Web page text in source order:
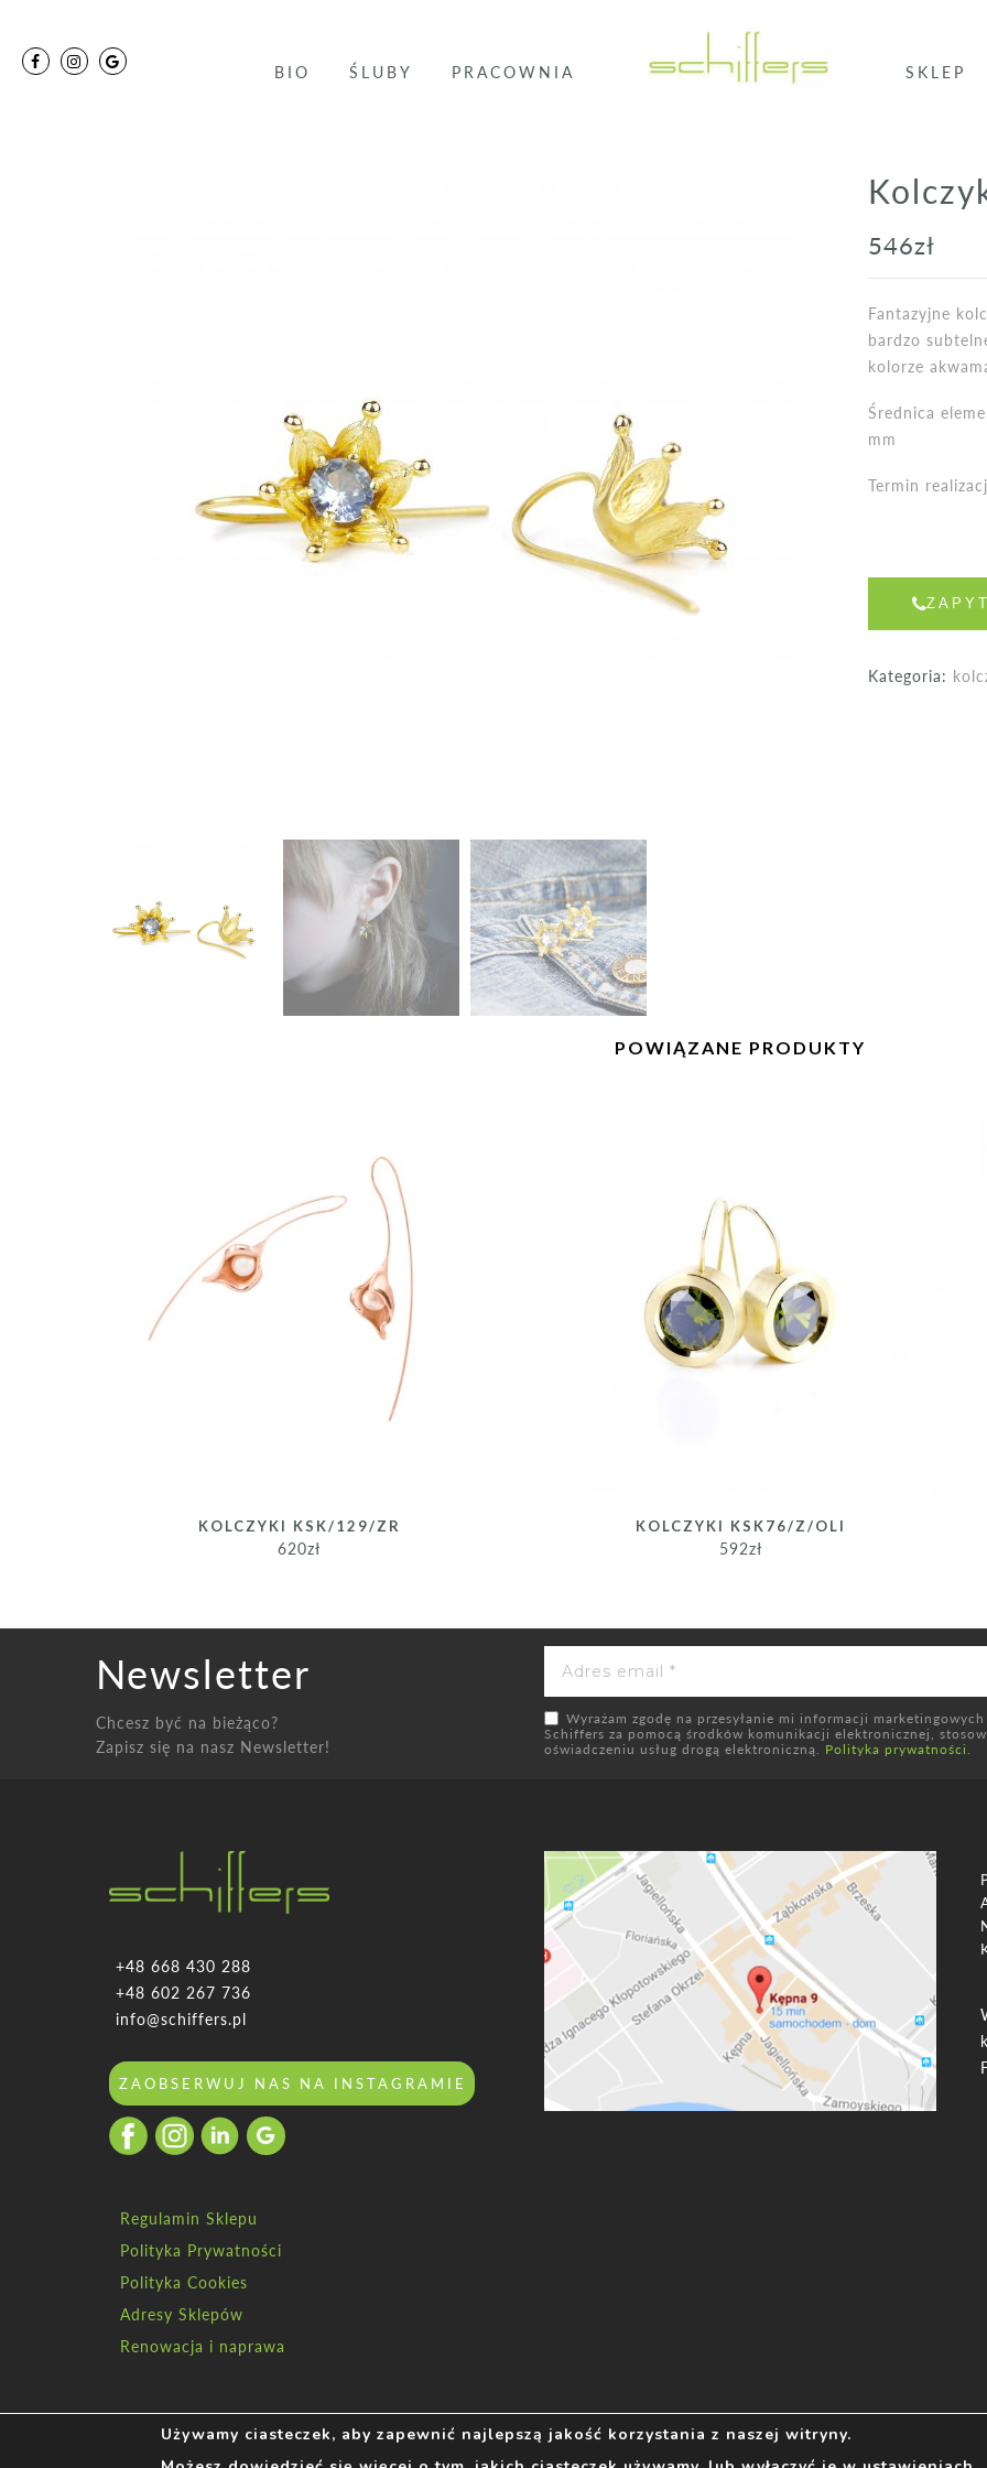
BIO ŚLUBY PRACOWNIA SKLEP
546zł
Fantazyjne
bardzo
kolorze
Średnica
mm
Termin
Kategoria:
POWIĄZANE PRODUKTY
KOLCZYKI KSK/129/ZR
620zł
KOLCZYKI KSK76/Z/OLI
592zł
Newsletter
Chcesz być na bieżąco?
Zapisz się na nasz Newsletter!
Wyrażam zgodę na przesyłanie mi informacji
Schiffers za pomocą środków komunikacji elektronicznej,
oświadczeniu usług drogą elektroniczną. Polityka prywatności
+48 668 430 288
+48 602 267 736
info@schiffers.pl
ZAOBSERWUJ NAS NA INSTAGRAMIE
Regulamin Sklepu
Polityka Prywatności
Polityka Cookies
Adresy Sklepów
Renowacja i naprawa
Używamy ciasteczek, aby zapewnić najlepszą jakość korzystania z naszej witryny.